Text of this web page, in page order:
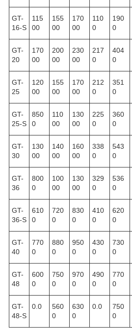
GT-
16-S
115
00
155
00
170
00
110
0
190
0
GT-
20
170
00
200
00
230
00
217
0
404
0
GT-
25
120
00
155
00
170
00
212
0
351
0
GT-
25-S
850
0
110
00
130
00
225
0
360
0
GT-
30
130
00
140
00
160
00
338
0
543
0
GT-
36
800
0
100
00
130
00
329
0
536
0
GT-
36-S
610
0
720
0
830
0
410
0
620
0
GT-
40
770
0
880
0
950
0
430
0
730
0
GT-
48
600
0
750
0
970
0
490
0
770
0
GT-
48-S
0.0
560
0
630
0
0.0
750
0